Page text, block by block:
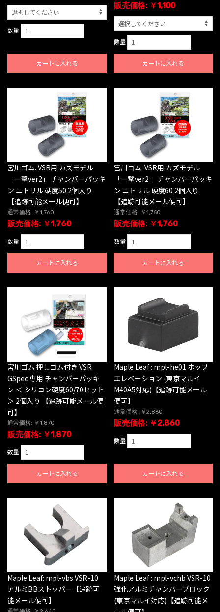
数量
カートに入れる
販売価格: ￥1,100
数量
カートに入れる
宮川ゴム: VSR用 カズモデル
「一撃ver2」 チャンバーパッキ
ン ニトリル 硬度50 2個入り
【追跡可能メール便可】
通常価格: ￥1,760
販売価格: ￥1,760
数量
カートに入れる
宮川ゴム: VSR用 カズモデル
「一撃ver2」 チャンバーパッキ
ン ニトリル 硬度60 2個入り
【追跡可能メール便可】
通常価格: ￥1,760
販売価格: ￥1,760
数量
カートに入れる
宮川ゴム 押しゴム付き VSR
GSpec 専用 チャンバーパッキ
ン ＜ シリコン硬度60/70セット
＞ 2個入り 【追跡可能メール便
可】
通常価格: ￥1,870
販売価格: ￥1,870
数量
カートに入れる
Maple Leaf : mpl-he01 ホップ
エレベーション (東京マルイ
M40A5対応)【追跡可能メール
便可】
通常価格: ￥2,860
販売価格: ￥2,860
数量
カートに入れる
Maple Leaf: mpl-vbs VSR-10
アルミBBストッパー【追跡可
能メール便可】
Maple Leaf : mpl-vchb VSR-10
強化アルミチャンバーブロック
(東京マルイ対応)【追跡可能メ